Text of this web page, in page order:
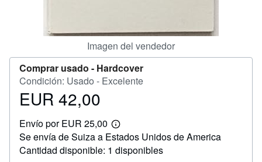
Imagen del vendedor
Comprar usado - Hardcover
Condición: Usado - Excelente
Precio
42,00
EUR 42,00
Envío por EUR 25,00
Más
información
sobre
las
Se envía de Suiza a Estados Unidos de America
Cantidad disponible: 1 disponibles